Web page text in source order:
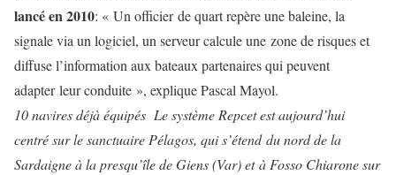
lancé en 2010: « Un officier de quart repère une baleine, la
signale via un logiciel, un serveur calcule une zone de risques et
diffuse l’information aux bateaux partenaires qui peuvent
adapter leur conduite », explique Pascal Mayol.
10 navires déjà équipés Le système Repcet est aujourd’hui
centré sur le sanctuaire Pélagos, qui s’étend du nord de la
Sardaigne à la presqu’île de Giens (Var) et à Fosso Chiarone sur